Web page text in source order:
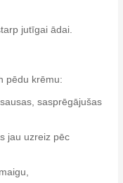
jutīgai ādai.
pēdu krēmu:
sasprēgājušas
jau uzreiz pēc